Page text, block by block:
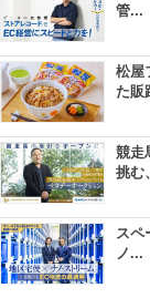
管...
松屋
た販
競走
挑む
ス
ノ...